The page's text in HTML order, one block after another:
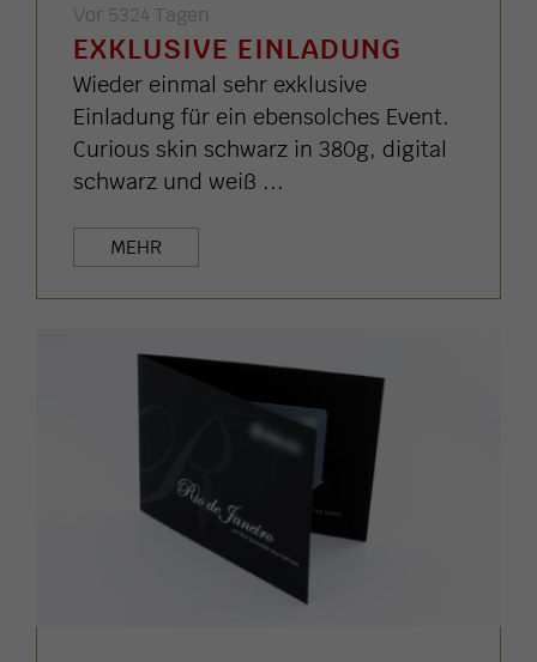
Vor 5324 Tagen
EXKLUSIVE EINLADUNG
Wieder einmal sehr exklusive
Einladung für ein ebensolches Event.
Curious skin schwarz in 380g, digital
schwarz und weiß ...
MEHR